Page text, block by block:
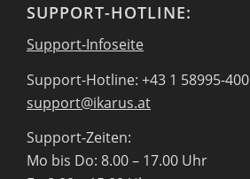
SUPPORT-HOTLINE:
Support-Infoseite
Support-Hotline: +43 1 58995-400
support@ikarus.at
Support-Zeiten:
Mo bis Do: 8.00 – 17.00 Uhr